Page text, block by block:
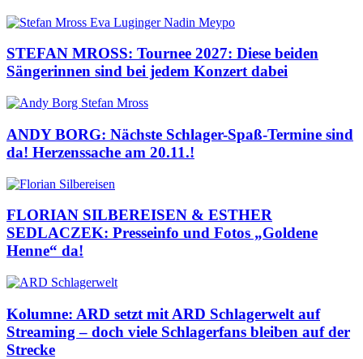
STEFAN MROSS: Tournee 2027: Diese beiden
Sängerinnen sind bei jedem Konzert dabei
ANDY BORG: Nächste Schlager-Spaß-Termine sind
da! Herzenssache am 20.11.!
FLORIAN SILBEREISEN & ESTHER
SEDLACZEK: Presseinfo und Fotos „Goldene
Henne“ da!
Kolumne: ARD setzt mit ARD Schlagerwelt auf
Streaming – doch viele Schlagerfans bleiben auf der
Strecke